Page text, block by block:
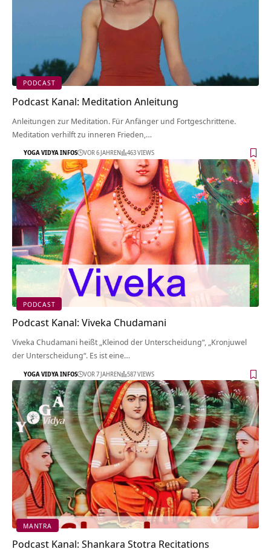
PODCAST
Podcast Kanal: Meditation Anleitung
Anleitungen zur Meditation. Für Anfänger und Fortgeschrittene.
Meditation verhilft zu inneren Frieden,…
YOGA VIDYA INFOS VOR 6 JAHREN 463 VIEWS
PODCAST
Podcast Kanal: Viveka Chudamani
Viveka Chudamani heißt „Kleinod der Unterscheidung“, „Kronjuwel
der Unterscheidung“. Es ist eine…
YOGA VIDYA INFOS VOR 7 JAHREN 587 VIEWS
MANTRA
Podcast Kanal: Shankara Stotra Recitations